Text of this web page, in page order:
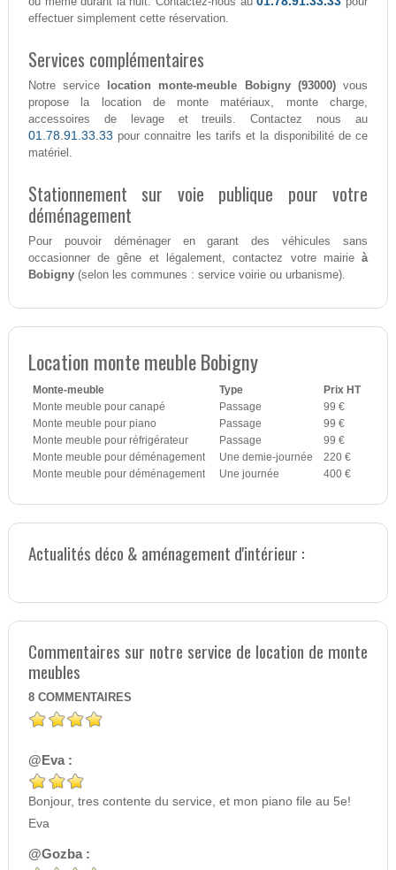
effectuer simplement cette réservation.
Services complémentaires
Notre service location monte-meuble Bobigny (93000)vous
propose la location de monte matériaux, monte charge,
accessoires de levage et treuils. Contactez nous au
01.78.91.33.33 pour connaitre les tarifs et la disponibilité de ce
matériel.
Stationnement sur voie publique pour votre
déménagement
Pour pouvoir déménager en garant des véhicules sans
occasionner de gêne et légalement, contactez votre mairieà
Bobigny(selon les communes : service voirie ou urbanisme).
Location monte meuble Bobigny
Monte-meuble Type
Prix HT
Monte meuble pour canapé
Passage
99 €
Monte meuble pour piano
Passage
99 €
Monte meuble pour réfrigérateur
Passage
99 €
Monte meuble pour déménagement
Une demie-journée
220 €
Monte meuble pour déménagement
Une journée 400 €
Actualités déco & aménagement d'intérieur :
Commentaires sur notre service de location de monte
meubles
8 COMMENTAIRES
@Eva :
Bonjour, tres contente du service, et mon piano file au 5e!
Eva
@Gozba :